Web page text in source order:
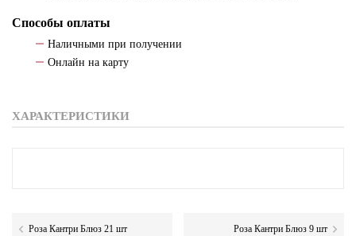
Способы оплаты
Наличными при получении
Онлайн на карту
ХАРАКТЕРИСТИКИ
Роза Кантри Блюз 21 шт Роза Кантри Блюз 9 шт